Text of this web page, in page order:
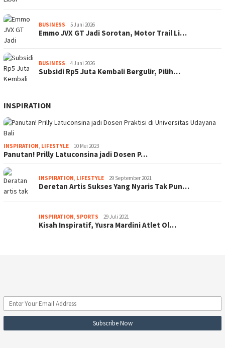
BUSINESS 5 Juni 2026
Emmo JVX GT Jadi Sorotan, Motor Trail Li…
BUSINESS 4 Juni 2026
Subsidi Rp5 Juta Kembali Bergulir, Pilih…
INSPIRATION
INSPIRATION, LIFESTYLE 10 Mei 2023
Panutan! Prilly Latuconsina jadi Dosen P…
INSPIRATION, LIFESTYLE 29 September 2021
Deretan Artis Sukses Yang Nyaris Tak Pun…
INSPIRATION, SPORTS 29 Juli 2021
Kisah Inspiratif, Yusra Mardini Atlet Ol…